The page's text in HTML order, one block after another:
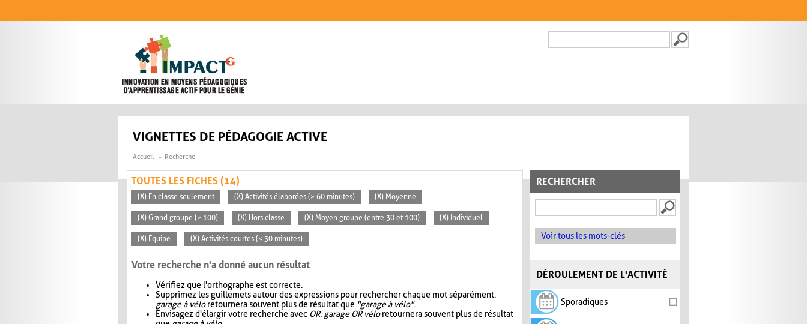
FORMULAIRE DE
VIGNETTES DE PÉDAGOGIE ACTIVE
Accueil Recherche
RECHERCHER
Voir tous les mots-clés
DÉROULEMENT DE L'ACTIVITÉ
Sporadiques
TOUTES LES FICHES (14)
(X) En classe seulement (X) Activités élaborées (> 60 minutes) (X) Moyenne
(X) Grand groupe (> 100) (X) Hors classe (X) Moyen groupe (entre 30 et 100) (X) Individuel
(X) Équipe (X) Activités courtes (< 30 minutes)
Votre recherche n'a donné aucun résultat
Vérifiez que l'orthographe est correcte.
Supprimez les guillemets autour des expressions pour rechercher chaque mot séparément.
garage à véloretournera souvent plus de résultat que "garage à vélo".
Envisagez d'élargir votre recherche avec OR. garage OR véloretournera souvent plus de résultat